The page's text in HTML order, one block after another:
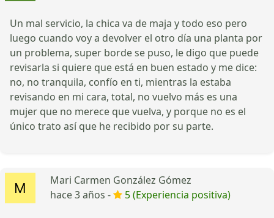
Un mal servicio, la chica va de maja y todo eso pero
luego cuando voy a devolver el otro día una planta por
un problema, super borde se puso, le digo que puede
revisarla si quiere que está en buen estado y me dice:
no, no tranquila, confío en ti, mientras la estaba
revisando en mi cara, total, no vuelvo más es una
mujer que no merece que vuelva, y porque no es el
único trato así que he recibido por su parte.
Mari Carmen González Gómez
hace 3 años -
5 (Experiencia positiva)